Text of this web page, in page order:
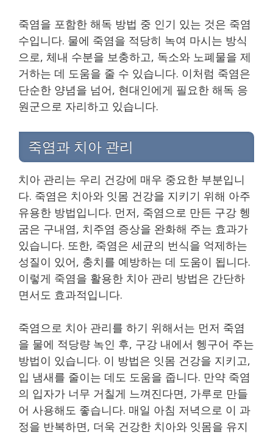
죽염을 포함한 해독 방법 중 인기 있는 것은 죽염
수입니다. 물에 죽염을 적당히 녹여 마시는 방식
으로, 체내 수분을 보충하고, 독소와 노폐물을 제
거하는 데 도움을 줄 수 있습니다. 이처럼 죽염은
단순한 양념을 넘어, 현대인에게 필요한 해독 응
원군으로 자리하고 있습니다.
죽염과 치아 관리
치아 관리는 우리 건강에 매우 중요한 부분입니
다. 죽염은 치아와 잇몸 건강을 지키기 위해 아주
유용한 방법입니다. 먼저, 죽염으로 만든 구강 헹
굼은 구내염, 치주염 증상을 완화해 주는 효과가
있습니다. 또한, 죽염은 세균의 번식을 억제하는
성질이 있어, 충치를 예방하는 데 도움이 됩니다.
이렇게 죽염을 활용한 치아 관리 방법은 간단하
면서도 효과적입니다.
죽염으로 치아 관리를 하기 위해서는 먼저 죽염
을 물에 적당량 녹인 후, 구강 내에서 헹구어 주는
방법이 있습니다. 이 방법은 잇몸 건강을 지키고,
입 냄새를 줄이는 데도 도움을 줍니다. 만약 죽염
의 입자가 너무 거칠게 느껴진다면, 가루로 만들
어 사용해도 좋습니다. 매일 아침 저녁으로 이 과
정을 반복하면, 더욱 건강한 치아와 잇몸을 유지